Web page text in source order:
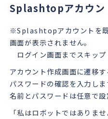
Splashtopアカウン
※Splashtopアカウントを
画面が表示されません。
ログイン画面までスキップ
アカウント作成画面に遷移す
パスワードの確認を入力しま
名前とパスワードは任意で設
「私はロボットではありま